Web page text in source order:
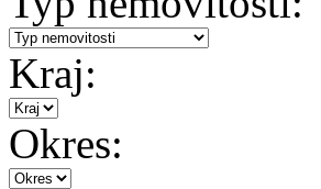
Kraj:
Okres: